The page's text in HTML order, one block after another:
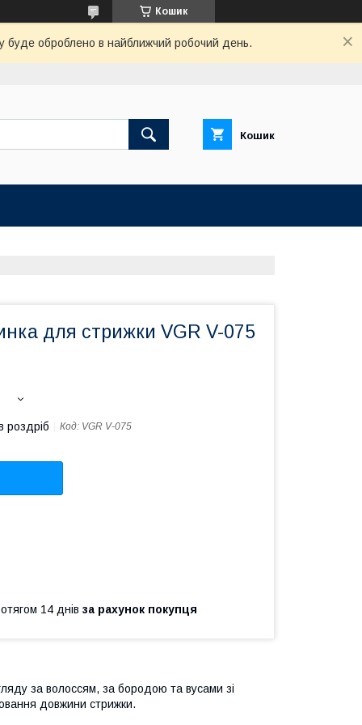
Кошик
буде оброблено в найближчий робочий день.
Кошик
для стрижки VGR V-075
роздріб Код: VGR V-075
14 днів за рахунок покупця
за волоссям, за бородою та вусами зі
довжини стрижки.